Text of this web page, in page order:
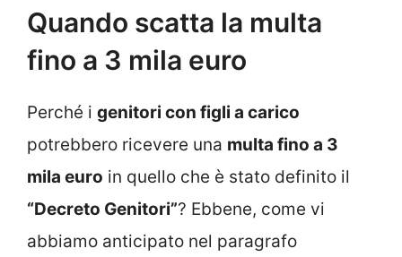
Quando scatta la multa
fino a 3 mila euro
Perché i genitori con figli a carico
potrebbero ricevere una multa fino a 3
mila euro in quello che è stato definito il
“Decreto Genitori”? Ebbene, come vi
abbiamo anticipato nel paragrafo